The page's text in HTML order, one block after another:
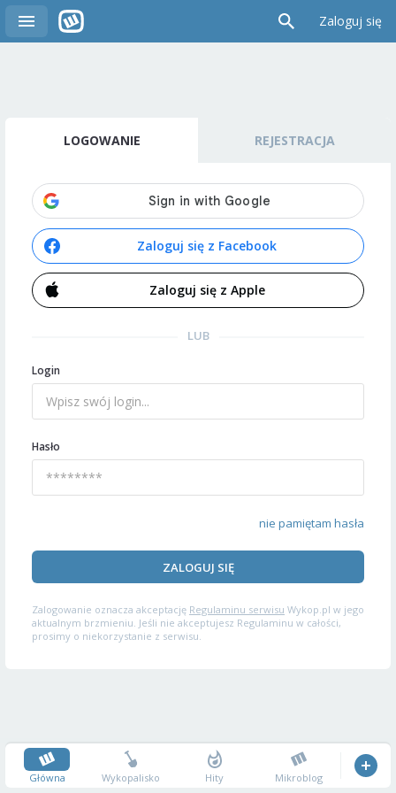
Zaloguj się
LOGOWANIE REJESTRACJA
Zaloguj się z Facebook
Zaloguj się z Apple
LUB
Login
Hasło
nie pamiętam hasła
ZALOGUJ SIĘ
Zalogowanie oznacza akceptację Regulaminu serwisu Wykop.pl w jego
aktualnym brzmieniu. Jeśli nie akceptujesz Regulaminu w całości,
prosimy o niekorzystanie z serwisu.
Główna Wykopalisko Hity Mikroblog